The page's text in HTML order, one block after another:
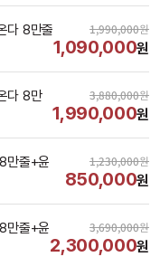
다 8만줄
1,990,000원
1,090,000원
다 8만
3,880,000원
1,990,000원
만줄+윤
1,230,000원
850,000원
만줄+윤
3,690,000원
2,300,000원